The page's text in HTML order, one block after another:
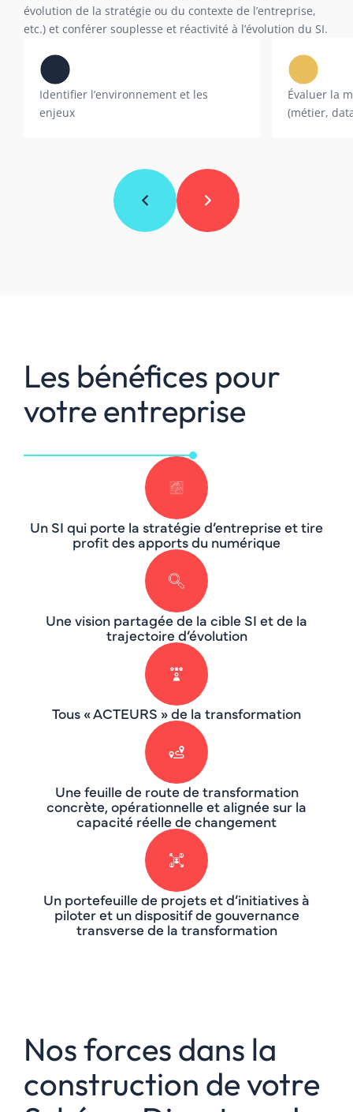
évolution de la stratégie ou du contexte de l’entreprise,
etc.) et conférer souplesse et réactivité à l’évolution du SI.
Identifier l’environnement et les
enjeux
Évaluer la
(métier,
Les bénéfices pour
votre entreprise
Un SI qui porte la stratégie d’entreprise et tire
profit des apports du numérique
Une vision partagée de la cible SI et de la
trajectoire d’évolution
Tous « ACTEURS » de la transformation
Une feuille de route de transformation
concrète, opérationnelle et alignée sur la
capacité réelle de changement
Un portefeuille de projets et d’initiatives à
piloter et un dispositif de gouvernance
transverse de la transformation
Nos forces dans la
construction de votre